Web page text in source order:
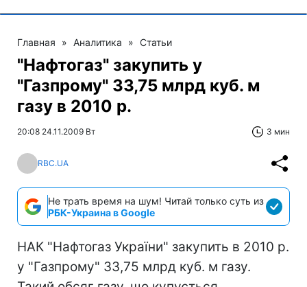
Главная » Аналитика » Статьи
"Нафтогаз" закупить у
"Газпрому" 33,75 млрд куб. м
газу в 2010 р.
20:08 24.11.2009 Вт 3 мин
RBC.UA
Не трать время на шум! Читай только суть из
РБК-Украина в Google
НАК "Нафтогаз України" закупить в 2010 р.
у "Газпрому" 33,75 млрд куб. м газу.